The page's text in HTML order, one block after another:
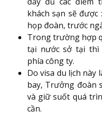
khách sạn sẽ
họp đoàn, trước
Trong trường hợp
tại nước sở tại thì
phía công ty.
Do visa du lịch này
bay, Trưởng đoàn
và giữ suốt quá
cần.